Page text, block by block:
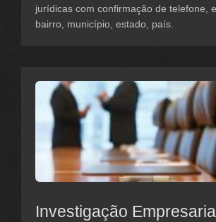
jurídicas com confirmação de telefone,
bairro, município, estado, país.
Investigação